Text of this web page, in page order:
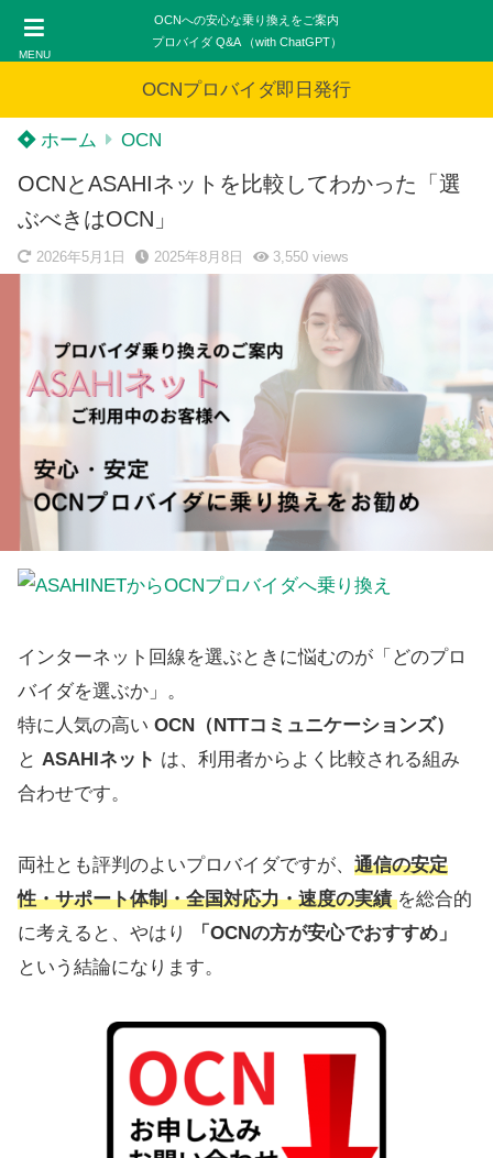
MENU
OCNへの安心な乗り換えをご案内
プロバイダ Q&A （with ChatGPT）
OCNプロバイダ即日発行
ホーム OCN
OCNとASAHIネットを比較してわかった「選
ぶべきはOCN」
2026年5月1日 2025年8月8日 3,550views
インターネット回線を選ぶときに悩むのが「どのプロ
バイダを選ぶか」。
特に人気の高い OCN（NTTコミュニケーションズ）
と ASAHIネット は、利用者からよく比較される組み
合わせです。
両社とも評判のよいプロバイダですが、 通信の安定
性・サポート体制・全国対応力・速度の実績 を総合的
に考えると、やはり
「OCNの方が安心でおすすめ」
という結論になります。